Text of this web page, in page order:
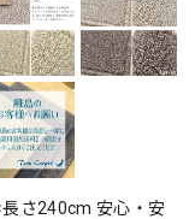
さ240cm 安心・安